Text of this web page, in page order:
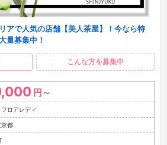
アで人気の店舗【美人茶屋】！今なら特
量募集中！
こんな方を募集中
円～
ロアレディ
京都